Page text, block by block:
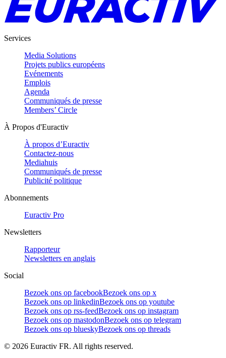
Services
Media Solutions
Projets publics européens
Evénements
Emplois
Agenda
Communiqués de presse
Members’ Circle
À Propos d'Euractiv
À propos d’Euractiv
Contactez-nous
Mediahuis
Communiqués de presse
Publicité politique
Abonnements
Euractiv Pro
Newsletters
Rapporteur
Newsletters en anglais
Social
Bezoek ons op facebookBezoek ons op x
Bezoek ons op linkedinBezoek ons op youtube
Bezoek ons op rss-feedBezoek ons op instagram
Bezoek ons op mastodonBezoek ons op telegram
Bezoek ons op blueskyBezoek ons op threads
© 2026 Euractiv FR. All rights reserved.